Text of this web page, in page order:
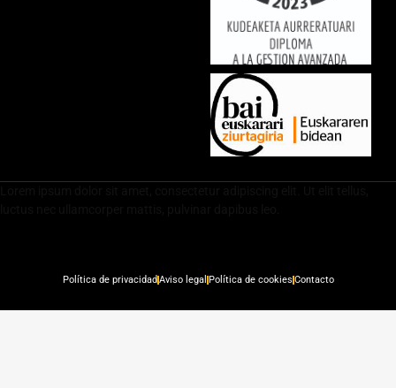
Política de privacidadAviso legal Política de cookies Contacto